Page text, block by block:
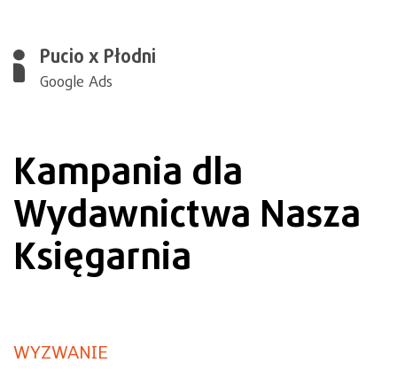
Pucio x Płodni
Google Ads
Kampania dla
Wydawnictwa Nasza
Księgarnia
WYZWANIE